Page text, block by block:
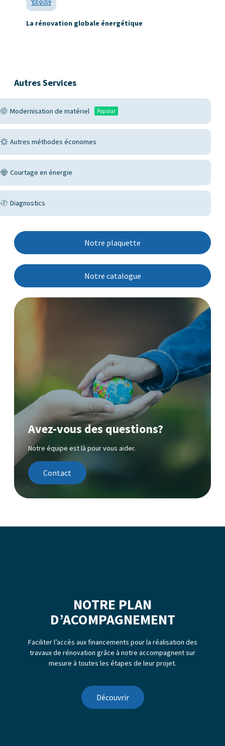
La rénovation globale énergétique
Autres Services
Modernisation de matériel Popular
Autres méthodes économes
Courtage en énergie
Diagnostics
Notre plaquette
Notre catalogue
Avez-vous des questions?
Notre équipe est là pour vous aider.
Contact
NOTRE PLAN
D’ACOMPAGNEMENT
Faciliter l’accès aux financements pour la réalisation des
travaux de rénovation grâce à notre accompagnent sur
mesure à toutes les étapes de leur projet.
Découvrir